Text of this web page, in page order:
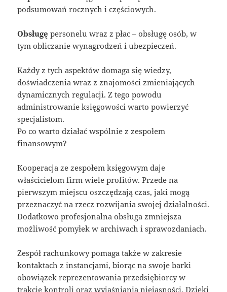
podsumowań rocznych i częściowych.
Obsługę personelu wraz z płac – obsługę osób, w
tym obliczanie wynagrodzeń i ubezpieczeń.
Każdy z tych aspektów domaga się wiedzy,
doświadczenia wraz z znajomości zmieniających
dynamicznych regulacji. Z tego powodu
administrowanie księgowości warto powierzyć
specjalistom.
Po co warto działać wspólnie z zespołem
finansowym?
Kooperacja ze zespołem księgowym daje
właścicielom firm wiele profitów. Przede na
pierwszym miejscu oszczędzają czas, jaki mogą
przeznaczyć na rzecz rozwijania swojej działalności.
Dodatkowo profesjonalna obsługa zmniejsza
możliwość pomyłek w archiwach i sprawozdaniach.
Zespół rachunkowy pomaga także w zakresie
kontaktach z instancjami, biorąc na swoje barki
obowiązek reprezentowania przedsiębiorcy w
trakcie kontroli oraz wyjaśniania niejasności. Dzięki